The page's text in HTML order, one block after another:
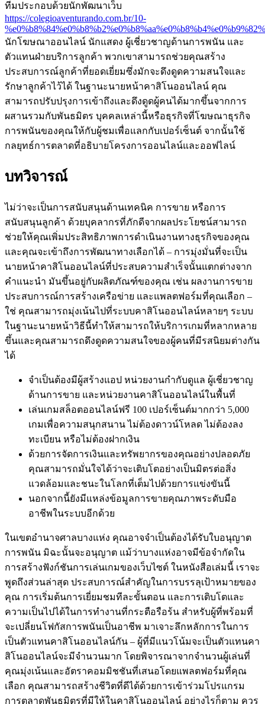
ทีมประกอบด้วยนักพัฒนาเว็บ
https://colegioaventurando.com.br/10-
นักโฆษณาออนไลน์ นักแสดง ผู้เชี่ยวชาญด้านการพนัน และ
ตัวแทนฝ่ายบริการลูกค้า พวกเขาสามารถช่วยคุณสร้าง
ประสบการณ์ลูกค้าที่ยอดเยี่ยมซึ่งมักจะดึงดูดความสนใจและ
รักษาลูกค้าไว้ได้ ในฐานะนายหน้าคาสิโนออนไลน์ คุณ
สามารถปรับปรุงการเข้าถึงและดึงดูดผู้คนได้มากขึ้นจากการ
ผสานรวมกับพันธมิตร บุคคลเหล่านี้หรือธุรกิจที่โฆษณาธุรกิจ
การพนันของคุณให้กับผู้ชมเพื่อแลกกับเปอร์เซ็นต์ จากนั้นใช้
กลยุทธ์การตลาดที่อธิบายโครงการออนไลน์และออฟไลน์
บทวิจารณ์
ไม่ว่าจะเป็นการสนับสนุนด้านเทคนิค การขาย หรือการ
สนับสนุนลูกค้า ด้วยบุคลากรที่ภักดีจากผลประโยชน์สามารถ
ช่วยให้คุณเพิ่มประสิทธิภาพการดำเนินงานทางธุรกิจของคุณ
และคุณจะเข้าถึงการพัฒนาทางเลือกได้ – การมุ่งมั่นที่จะเป็น
นายหน้าคาสิโนออนไลน์ที่ประสบความสำเร็จนั้นแตกต่างจาก
คำแนะนำ มันขึ้นอยู่กับผลิตภัณฑ์ของคุณ เช่น ผลงานการขาย
ประสบการณ์การสร้างเครือข่าย และแพลตฟอร์มที่คุณเลือก –
ใช่ คุณสามารถมุ่งเน้นไปที่ระบบคาสิโนออนไลน์หลายๆ ระบบ
ในฐานะนายหน้าวิธีนี้ทำให้สามารถให้บริการเกมที่หลากหลาย
ขึ้นและคุณสามารถดึงดูดความสนใจของผู้คนที่มีรสนิยมต่างกัน
ได้
จำเป็นต้องมีผู้สร้างแอป หน่วยงานกำกับดูแล ผู้เชี่ยวชาญ
ด้านการขาย และหน่วยงานคาสิโนออนไลน์ในพื้นที่
เล่นเกมสล็อตออนไลน์ฟรี 100 เปอร์เซ็นต์มากกว่า 5,000
เกมเพื่อความสนุกสนาน ไม่ต้องดาวน์โหลด ไม่ต้องลง
ทะเบียน หรือไม่ต้องฝากเงิน
ด้วยการจัดการเงินและทรัพยากรของคุณอย่างปลอดภัย
คุณสามารถมั่นใจได้ว่าจะเติบโตอย่างเป็นมิตรต่อสิ่ง
แวดล้อมและชนะในโลกที่เต็มไปด้วยการแข่งขันนี้
นอกจากนี้ยังมีแหล่งข้อมูลการขายคุณภาพระดับมือ
อาชีพในระบบอีกด้วย
ในเขตอำนาจศาลบางแห่ง คุณอาจจำเป็นต้องได้รับใบอนุญาต
การพนัน มิฉะนั้นจะอนุญาต แม้ว่าบางแห่งอาจมีข้อจำกัดใน
การสร้างฟังก์ชันการเล่นเกมของเว็บไซต์ ในหนังสือเล่มนี้ เราจะ
พูดถึงส่วนล่าสุด ประสบการณ์สำคัญในการบรรลุเป้าหมายของ
คุณ การเริ่มต้นการเยี่ยมชมทีละขั้นตอน และการเติบโตและ
ความเป็นไปได้ในการทำงานที่กระตือรือร้น สำหรับผู้ที่พร้อมที่
จะเปลี่ยนโฟกัสการพนันเป็นอาชีพ มาเจาะลึกหลักการในการ
เป็นตัวแทนคาสิโนออนไลน์กัน – ผู้ที่มีแนวโน้มจะเป็นตัวแทนคา
สิโนออนไลน์จะมีจำนวนมาก โดยพิจารณาจากจำนวนผู้เล่นที่
คุณมุ่งเน้นและอัตราคอมมิชชันที่เสนอโดยแพลตฟอร์มที่คุณ
เลือก คุณสามารถสร้างชีวิตที่ดีได้ด้วยการเข้าร่วมโปรแกรม
การตลาดพันธมิตรที่มีให้ในคาสิโนออนไลน์ อย่างไรก็ตาม ควร